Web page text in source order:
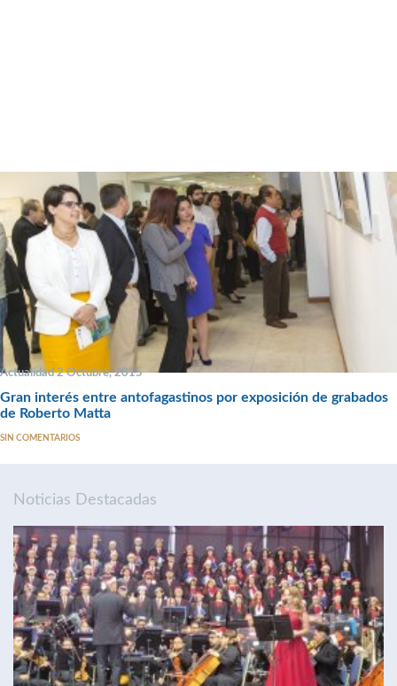
Actualidad 2 Octubre, 2015
Gran interés entre antofagastinos por exposición de grabados
de Roberto Matta
SIN COMENTARIOS
Noticias Destacadas